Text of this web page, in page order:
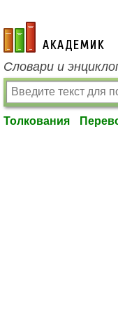
academic.ru
Словари и
Толкования